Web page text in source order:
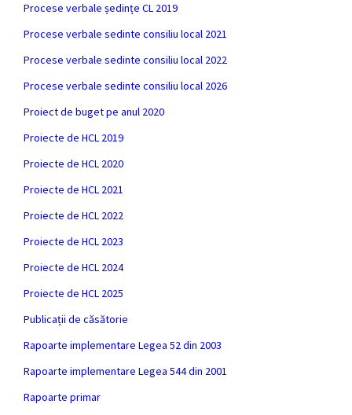
Procese verbale ședințe CL 2019
Procese verbale sedinte consiliu local 2021
Procese verbale sedinte consiliu local 2022
Procese verbale sedinte consiliu local 2026
Proiect de buget pe anul 2020
Proiecte de HCL 2019
Proiecte de HCL 2020
Proiecte de HCL 2021
Proiecte de HCL 2022
Proiecte de HCL 2023
Proiecte de HCL 2024
Proiecte de HCL 2025
Publicații de căsătorie
Rapoarte implementare Legea 52 din 2003
Rapoarte implementare Legea 544 din 2001
Rapoarte primar